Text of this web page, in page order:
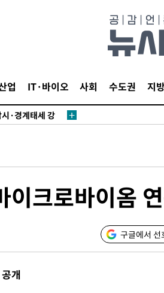
업 IT·바이오 사회 수도권 지
의 압수수색(종
0.14%↑
도 압수수색
능성
날씨]
자 있어"
'40도'
종사 혐의
마감
크로바이옴
구글에서 선
개